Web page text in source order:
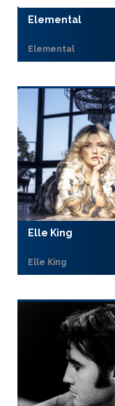
Elemental
Elemental
Elle King
Elle King